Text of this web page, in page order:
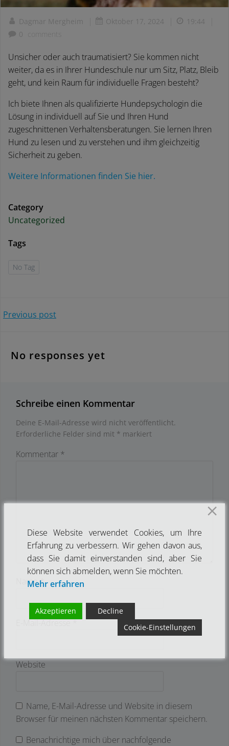
Dagmar Mergheim Oktober 17, 2024 19:44
0
Unsicher oder auch traumatisiert? Sie kommen nicht
weiter, da es in Ihrer Hundeschule nur um Sitz, Platz, Bleib
geht, und kein Raum für individuelle Fragen besteht?
Ich biete Ihnen als qualifizierte Hundepsychologin die
Lösung in individuell auf Sie und Ihren Hund
zugeschnittenen Verhaltensberatungen. Sie lernen Ihren
Hund zu lesen und zu verstehen und ihm gleichzeitig
Sicherheit zu geben.
Weitere Informationen finden Sie hier.
Category
Uncategorized
Tags
No Tag
Beitragsnavigation
Previous post
No responses yet
Schreibe einen Kommentar
Deine E-Mail-Adresse wird nicht veröffentlicht.
Erforderliche Felder sind mit * markiert
Kommentar *
Name*
E-Mail-Adresse*
Website
Name, E-Mail-Adresse und Website in diesem
Browser für meinen nächsten Kommentar speichern.
Benachrichtige mich über nachfolgende
Diese Website verwendet Cookies, um Ihre
Erfahrung zu verbessern. Wir gehen davon aus,
dass Sie damit einverstanden sind, aber Sie
können sich abmelden, wenn Sie möchten.
Mehr erfahren
Akzeptieren
Decline
Cookie-Einstellungen